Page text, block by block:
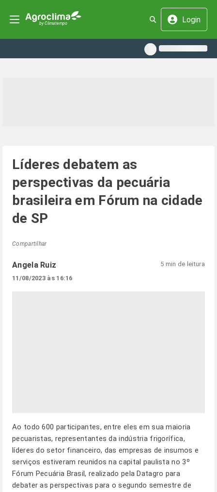
Login
Líderes debatem as
perspectivas da pecuária
brasileira em Fórum na cidade
de SP
Compartilhar
Angela Ruiz
11/08/2023 às 16:16
5 min de leitura
Ao todo 600 participantes, entre eles em sua maioria
pecuaristas, representantes da indústria frigorífica,
líderes do setor financeiro, das empresas de insumos e
serviços estiveram reunidos na capital paulista no 3º
Fórum Pecuária Brasil, realizado pela Datagro para
debater as perspectivas para o segundo semestre de